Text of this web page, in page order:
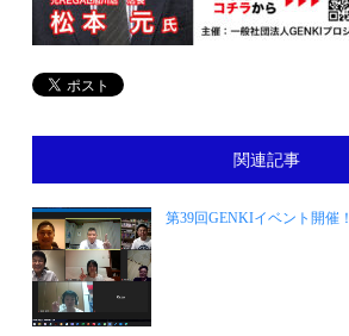
関連記事
第39回GENKIイベント開催！